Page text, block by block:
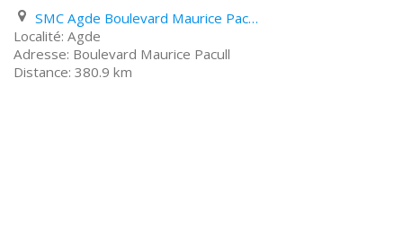
SMC Agde Boulevard Maurice Pacull
Agde
Boulevard Maurice Pacull
380.9 km